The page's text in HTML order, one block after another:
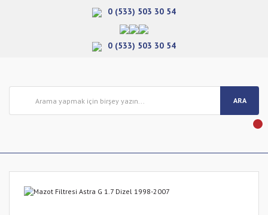
0 (533) 503 30 54
0 (533) 503 30 54
ARA